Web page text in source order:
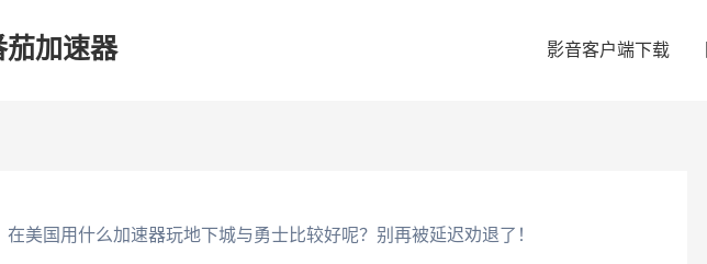
茄加速器 影音客户端下载
在美国用什么加速器玩地下城与勇士比较好呢？别再被延迟劝退了！